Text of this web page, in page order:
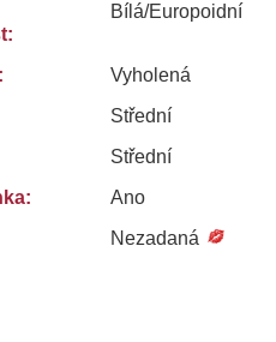
Bílá/Europoidní
Vyholená
Střední
Střední
Ano
Nezadaná